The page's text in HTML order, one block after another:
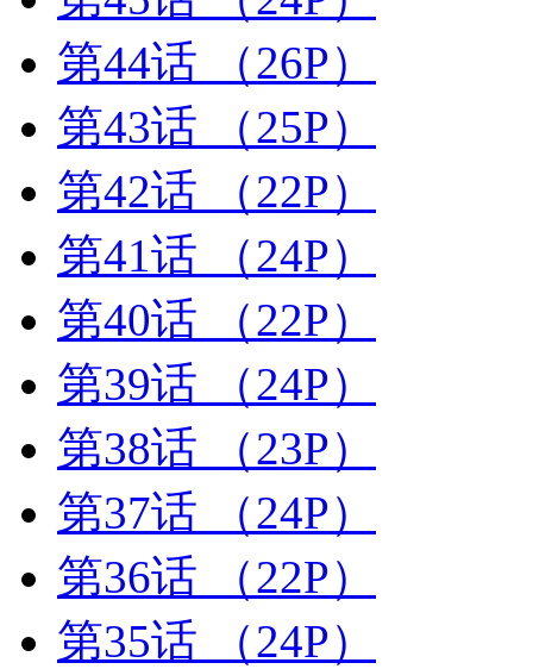
第44话
（26P）
第43话
（25P）
第42话
（22P）
第41话
（24P）
第40话
（22P）
第39话
（24P）
第38话
（23P）
第37话
（24P）
第36话
（22P）
第35话
（24P）